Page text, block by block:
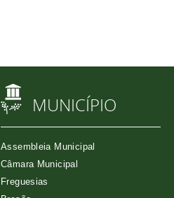
MUNICÍPIO
Assembleia Municipal
Câmara Municipal
Freguesias